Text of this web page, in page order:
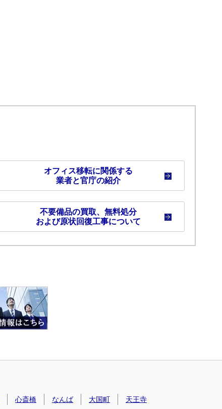
オフィス移転に関係する
業者と官庁の紹介
不要備品の買取、無料処分
および原状回復工事について
心斎橋 なんば 大国町 天王寺